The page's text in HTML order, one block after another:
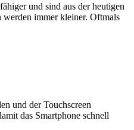
und sind aus der heutigen
immer kleiner. Oftmals
und der Touchscreen
das Smartphone schnell